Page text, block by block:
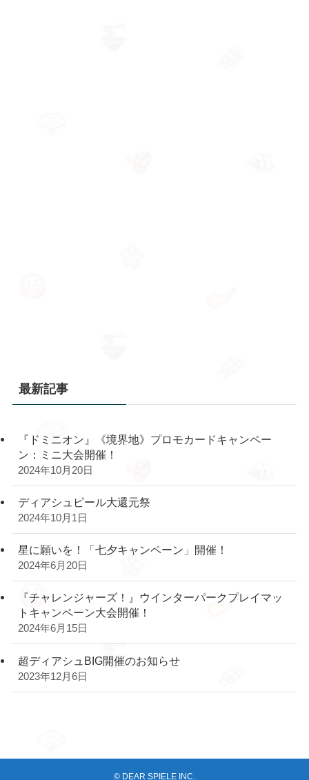
最新記事
『ドミニオン』《境界地》プロモカードキャンペー
ン：ミニ大会開催！
2024年10月20日
ディアシュピール大還元祭
2024年10月1日
星に願いを！「七夕キャンペーン」開催！
2024年6月20日
『チャレンジャーズ！』ウインターパークプレイマッ
トキャンペーン大会開催！
2024年6月15日
超ディアシュBIG開催のお知らせ
2023年12月6日
© DEAR SPIELE INC.